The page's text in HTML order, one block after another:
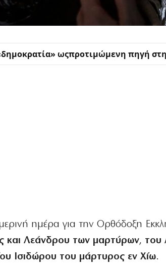
ωςπροτιμώμενη πηγή
ημέρα για την Ορθόδοξη
και Λεάνδρου των μαρτύρων, του
Ισιδώρου του μάρτυρος εν Χίω.